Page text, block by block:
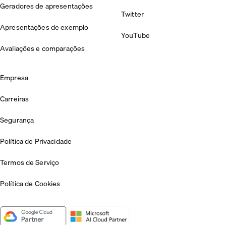
Geradores de apresentações
Apresentações de exemplo
Avaliações e comparações
Twitter
YouTube
Empresa
Carreiras
Segurança
Política de Privacidade
Termos de Serviço
Política de Cookies